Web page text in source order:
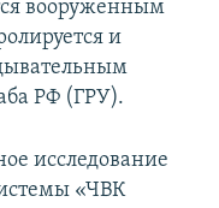
вооруженным
и
РФ (ГРУ).
исследование
«ЧВК